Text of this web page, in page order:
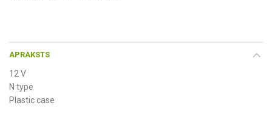
APRAKSTS
12 V
N type
Plastic case